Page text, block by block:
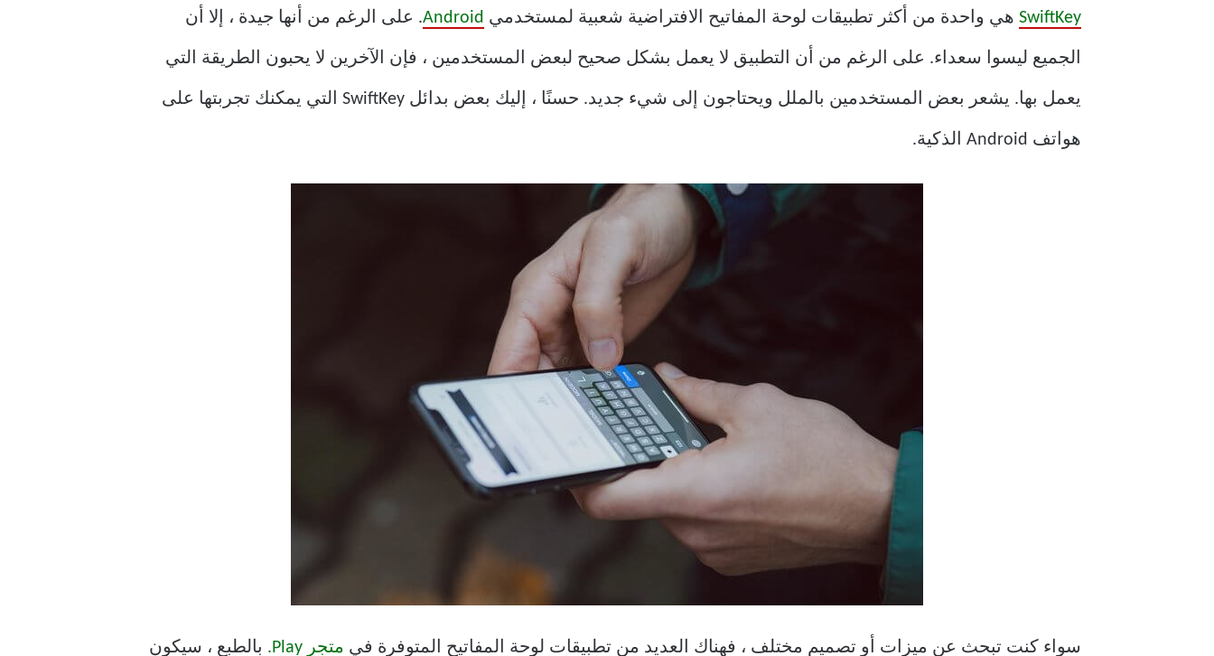
SwiftKey هي واحدة من أكثر تطبيقات لوحة المفاتيح الافتراضية شعبية لمستخدمي Android. على الرغم من أنها جيدة ، إلا أن
الجميع ليسوا سعداء. على الرغم من أن التطبيق لا يعمل بشكل صحيح لبعض المستخدمين ، فإن الآخرين لا يحبون الطريقة التي
يعمل بها. يشعر بعض المستخدمين بالملل ويحتاجون إلى شيء جديد. حسنًا ، إليك بعض بدائل SwiftKey التي يمكنك تجربتها على
هواتف Android الذكية.
سواء كنت تبحث عن ميزات أو تصميم مختلف ، فهناك العديد من تطبيقات لوحة المفاتيح المتوفرة في متجر Play. بالطبع ، سيكون